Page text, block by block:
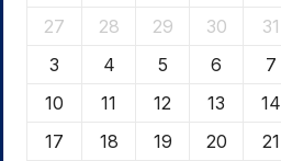
27
28 29 30 31
3
4 5 6 7
10
11 12 13 14
17
18 19 20 21